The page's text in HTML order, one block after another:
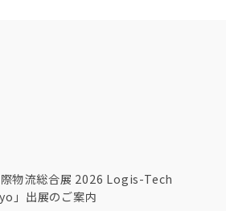
際物流総合展 2026 Logis-Tech
」出展のご案内